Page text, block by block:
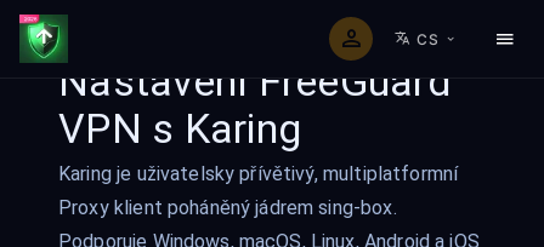
CS
Nastavení FreeGuard
VPN s Karing
Karing je uživatelsky přívětivý, multiplatformní
Proxy klient poháněný jádrem sing-box.
Podporuje Windows, macOS, Linux, Android a iOS